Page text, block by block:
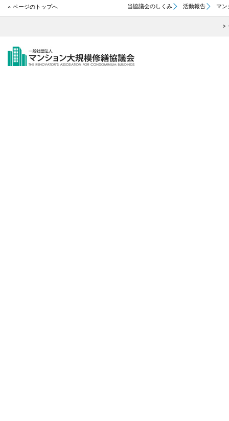
ページのトップへ 当協議会のしくみ 活動報告 マン